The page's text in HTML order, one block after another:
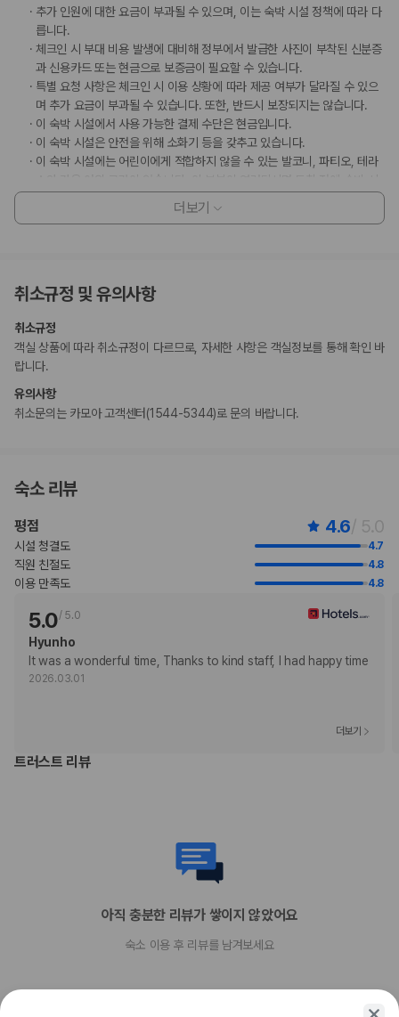
추가 인원에 대한 요금이 부과될 수 있으며, 이는 숙박 시설 정책에 따라 다
릅니다.
체크인 시 부대 비용 발생에 대비해 정부에서 발급한 사진이 부착된 신분증
과 신용카드 또는 현금으로 보증금이 필요할 수 있습니다.
특별 요청 사항은 체크인 시 이용 상황에 따라 제공 여부가 달라질 수 있으
며 추가 요금이 부과될 수 있습니다. 또한, 반드시 보장되지는 않습니다.
이 숙박 시설에서 사용 가능한 결제 수단은 현금입니다.
이 숙박 시설은 안전을 위해 소화기 등을 갖추고 있습니다.
이 숙박 시설에는 어린이에게 적합하지 않을 수 있는 발코니, 파티오, 테라
설에 연락하여 적합한 객실을 이용할 수 있는지 확인하시기 바랍니다.
이 숙박 시설은 장애인 안내 동물을 비롯한 모든 반려동물의 출입을 금지하
체크인 또는 체크아웃 시 숙박 시설에서 다음 요금을 청구할 수 있습니다(요금에
는 해당 세금이 포함될 수 있음).
현금 보증금: 숙소당 PHP 5000(숙박 기간 내 1회)
이 숙박 시설에서 제공한 모든 요금 정보가 포함되어 있습니다.
부가 정보
추가 안내사항
위 목록에 명시되지 않은 다른 항목이 있을 수 있습니다. 요금 및 보증금은 세전
금액일 수 있으며 변경될 수 있습니다.
현장 결제 유형 및 수단
직불카드 결제 불가
현금
반려동물
장애인 안내 동물 동반 불가
반려동물 동반 불가
더보기
취소규정 및 유의사항
취소규정
객실 상품에 따라 취소규정이 다르므로, 자세한 사항은 객실정보를 통해 확인 바
랍니다.
유의사항
취소문의는 카모아 고객센터(1544-5344)로 문의 바랍니다.
숙소 리뷰
평점 4.6/ 5.0
시설 청결도 4.7
직원 친절도 4.8
이용 만족도 4.8
5.0/ 5.0
Hyunho
2026.03.01
더보기
트러스트 리뷰
아직 충분한 리뷰가 쌓이지 않았어요
숙소 이용 후 리뷰를 남겨보세요